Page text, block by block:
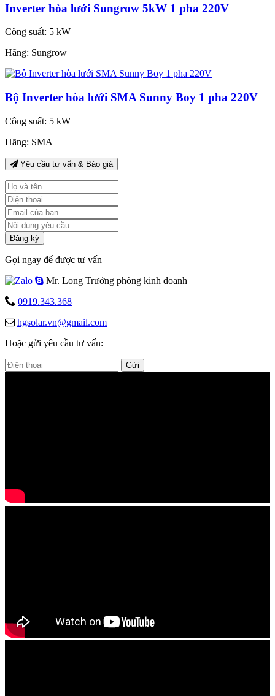
Inverter hòa lưới Sungrow 5kW 1 pha 220V
Công suất: 5 kW
Hãng: Sungrow
Bộ Inverter hòa lưới SMA Sunny Boy 1 pha 220V
Công suất: 5 kW
Hãng: SMA
Yêu cầu tư vấn & Báo giá
Đăng ký
Gọi ngay để được tư vấn
Mr. Long Trưởng phòng kinh doanh
0919.343.368
hgsolar.vn@gmail.com
Hoặc gửi yêu cầu tư vấn:
Gửi